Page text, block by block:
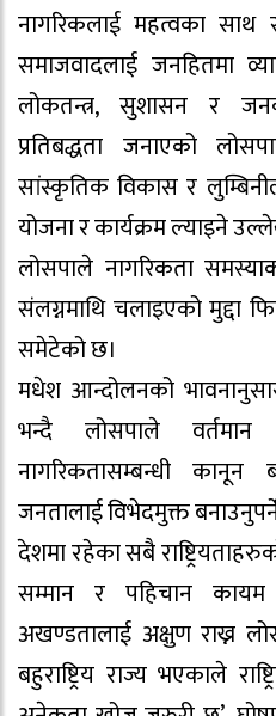
नागरिकलाई महत्वका साथ
समाजवादलाई जनहितमा
लोकतन्त्र, सुशासन र
प्रतिबद्धता जनाएको
सांस्कृतिक विकास र
योजना र कार्यक्रम ल्याइने
लोसपाले नागरिकता
संलग्नमाथि चलाइएको मुद्दा
समेटेको छ।
मधेश आन्दोलनको
भन्दै लोसपाले
नागरिकतासम्बन्धी
जनतालाई विभेदमुक्त
देशमा रहेका सबै
सम्मान र पहिचान कायम
अखण्डतालाई अक्षुण राख्न
बहुराष्ट्रिय राज्य भएकाले